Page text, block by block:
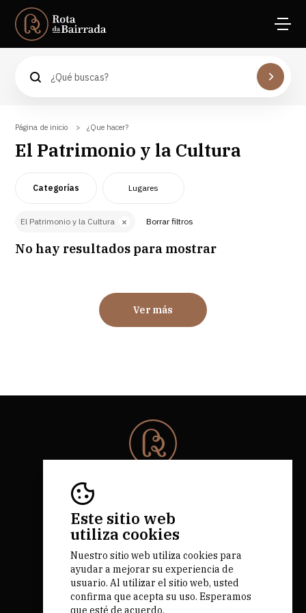
Este sitio web
utiliza cookies
Nuestro sitio web utiliza cookies para
ayudar a mejorar su experiencia de
usuario. Al utilizar el sitio web, usted
confirma que acepta su uso. Esperamos
que esté de acuerdo.
Página de inicio ¿Que hacer?
El Patrimonio y la Cultura
Categorías
Experiencias de la Rota
Catas en las bodegas
La Naturaleza
Espacios Naturales
Lugares
Anadia
Cantanhede
Coimbra
Vagos
El Patrimonio y la Cultura Borrar filtros
No hay resultados para mostrar
Ver más
Todos los derechos reservados.
RNAAT 684/2019.
by M&ADigital